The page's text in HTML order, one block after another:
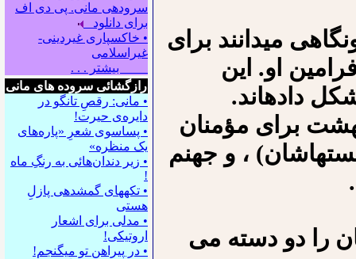
سروده‍ی مانی. پی دی اف
برای دانلود
• خاکسپاری غیردینی-
غیراسلامی
بیشتر . . .
رازگشائی سروده های مانی
• مانی: رقصِ تانگو در
دایره‌ی حیرت!
• پساسوی شعرِ «پاره‌های
یک منظره»
• زیر دندان‌هائی به رنگِ ماه
!
• تکه⁪های گمشده⁪ی پازلِ
هستی
• مدلی برای اشعار
اروتیکی!
• در پیراهن تو می⁪گنجم!
می⁪دانند برای
او. این
داده⁪اند.
برای مؤمنان
، و جهنم
را دو دسته می